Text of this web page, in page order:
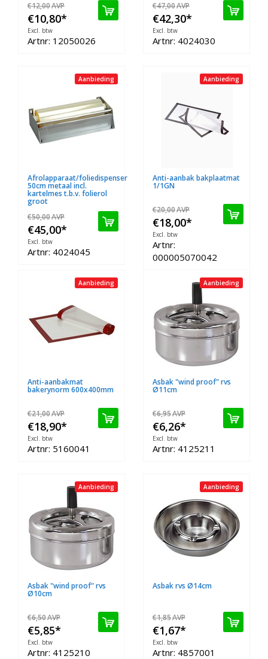
€12,00AVP
€10,80*
Excl. btw
Artnr: 12050026
€47,00AVP
€42,30*
Excl. btw
Artnr: 4024030
Aanbieding
Afrolapparaat/foliedispenser
50cm metaal incl.
kartelmes t.b.v. folierol
groot
€50,00AVP
€45,00*
Excl. btw
Artnr: 4024045
Aanbieding
Anti-aanbak bakplaatmat
1/1GN
€20,00AVP
€18,00*
Excl. btw
Artnr:
000005070042
Aanbieding
Anti-aanbakmat
bakerynorm 600x400mm
€21,00AVP
€18,90*
Excl. btw
Artnr: 5160041
Aanbieding
Asbak "wind proof" rvs
Ø11cm
€6,95AVP
€6,26*
Excl. btw
Artnr: 4125211
Aanbieding
Asbak "wind proof" rvs
Ø10cm
€6,50AVP
€5,85*
Excl. btw
Artnr: 4125210
Aanbieding
Asbak rvs Ø14cm
€1,85AVP
€1,67*
Excl. btw
Artnr: 4857001